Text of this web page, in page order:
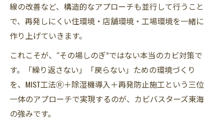
線の改善など、構造的なアプローチも並行して行うこと
で、再発しにくい住環境・店舗環境・工場環境を一緒に
作り上げていきます。
これこそが、“その場しのぎ”ではない本当のカビ対策で
す。「繰り返さない」「戻らない」ための環境づくり
を、MIST工法Ⓡ＋除湿機導入＋再発防止施工という三位
一体のアプローチで実現するのが、カビバスターズ東海
の強みです。